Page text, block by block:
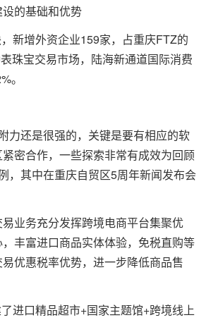
的基础和优势
新增外资企业159家，占重庆FTZ的
珠宝交易市场，陆海新通道国际消费
。
力还是很强的，关键是要有相应的软
密合作，一些探索非常有成效为回顾
，其中在重庆自贸区5周年新闻发布会
业务充分发挥跨境电商平台集聚优
丰富进口商品实体体验，免税直购等
优惠税率优势，进一步降低商品售
进口精品超市+国家主题馆+跨境线上